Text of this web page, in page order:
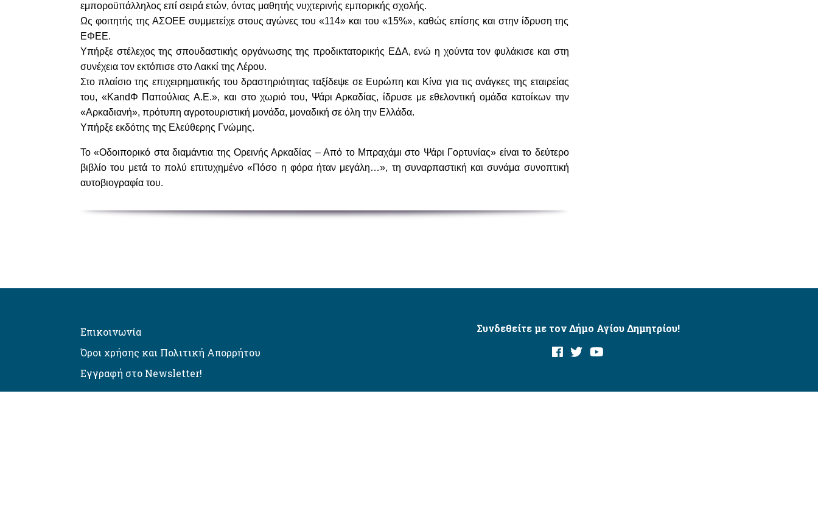
εμποροϋπάλληλος επί σειρά ετών, όντας μαθητής νυχτερινής εμπορικής σχολής.
Ως φοιτητής της ΑΣΟΕΕ συμμετείχε στους αγώνες του «114» και του «15%», καθώς επίσης και στην ίδρυση της
ΕΦΕΕ.
Υπήρξε στέλεχος της σπουδαστικής οργάνωσης της προδικτατορικής ΕΔΑ, ενώ η χούντα τον φυλάκισε και στη
συνέχεια τον εκτόπισε στο Λακκί της Λέρου.
Στο πλαίσιο της επιχειρηματικής του δραστηριότητας ταξίδεψε σε Ευρώπη και Κίνα για τις ανάγκες της εταιρείας
του, «ΚandΦ Παπούλιας Α.Ε.», και στο χωριό του, Ψάρι Αρκαδίας, ίδρυσε με εθελοντική ομάδα κατοίκων την
«Aρκαδιανή», πρότυπη αγροτουριστική μονάδα, μοναδική σε όλη την Ελλάδα.
Υπήρξε εκδότης της Ελεύθερης Γνώμης.
Το «Οδοιπορικό στα διαμάντια της Ορεινής Αρκαδίας – Από το Μπραχάμι στο Ψάρι Γορτυνίας» είναι το δεύτερο
βιβλίο του μετά το πολύ επιτυχημένο«Πόσο η φόρα ήταν μεγάλη…», τη συναρπαστική και συνάμα συνοπτική
αυτοβιογραφία του.
Επικοινωνία
Όροι χρήσης και Πολιτική Απορρήτου
Εγγραφή στο Newsletter!
Συνδεθείτε με τον Δήμο Αγίου Δημητρίου!